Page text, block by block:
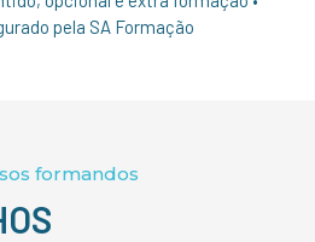
pela SA Formação
formandos